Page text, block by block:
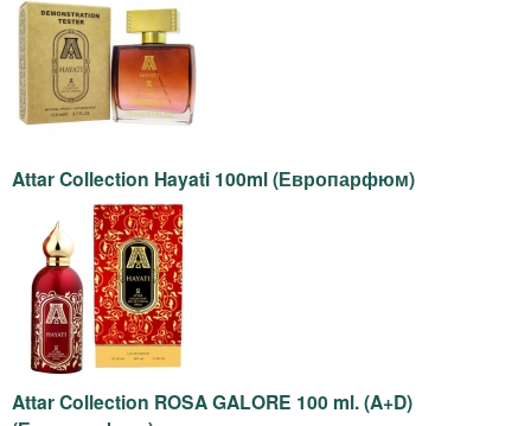
-
п
р
д
а
ж
Attar Collection Hayati 100ml (Европарфюм)
Attar Collection ROSA GALORE 100 ml. (A+D)